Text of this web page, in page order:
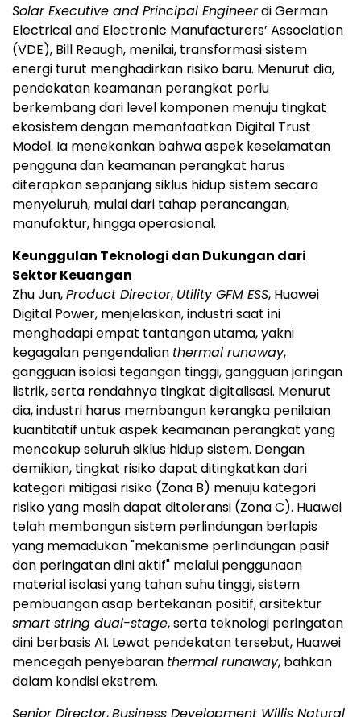
Solar Executive and Principal Engineerdi German
Electrical and Electronic Manufacturers’ Association
(VDE), Bill Reaugh, menilai, transformasi sistem
energi turut menghadirkan risiko baru. Menurut dia,
pendekatan keamanan perangkat perlu
berkembang dari level komponen menuju tingkat
ekosistem dengan memanfaatkan Digital Trust
Model. Ia menekankan bahwa aspek keselamatan
pengguna dan keamanan perangkat harus
diterapkan sepanjang siklus hidup sistem secara
menyeluruh, mulai dari tahap perancangan,
manufaktur, hingga operasional.
Keunggulan Teknologi dan Dukungan dari
Sektor Keuangan
Zhu Jun,Product Director, Utility GFM ESS, Huawei
Digital Power, menjelaskan, industri saat ini
menghadapi empat tantangan utama, yakni
kegagalan pengendalian thermal runaway,
gangguan isolasi tegangan tinggi, gangguan jaringan
listrik, serta rendahnya tingkat digitalisasi. Menurut
dia, industri harus membangun kerangka penilaian
kuantitatif untuk aspek keamanan perangkat yang
mencakup seluruh siklus hidup sistem. Dengan
demikian, tingkat risiko dapat ditingkatkan dari
kategori mitigasi risiko (Zona B) menuju kategori
risiko yang masih dapat ditoleransi (Zona C). Huawei
telah membangun sistem perlindungan berlapis
yang memadukan "mekanisme perlindungan pasif
dan peringatan dini aktif" melalui penggunaan
material isolasi yang tahan suhu tinggi, sistem
pembuangan asap bertekanan positif, arsitektur
smart string dual-stage, serta teknologi peringatan
dini berbasis AI. Lewat pendekatan tersebut, Huawei
mencegah penyebaran thermal runaway, bahkan
dalam kondisi ekstrem.